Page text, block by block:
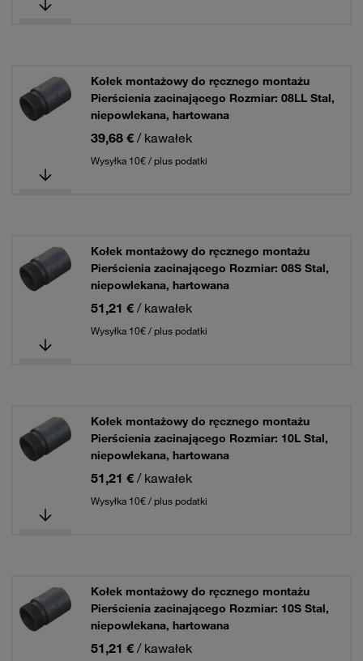
Kołek montażowy do ręcznego montażu
Pierścienia zacinającego Rozmiar: 08LL Stal,
niepowlekana, hartowana
39,68 € / kawałek
Wysyłka 10€ / plus podatki
Kołek montażowy do ręcznego montażu
Pierścienia zacinającego Rozmiar: 08S Stal,
niepowlekana, hartowana
51,21 € / kawałek
Wysyłka 10€ / plus podatki
Kołek montażowy do ręcznego montażu
Pierścienia zacinającego Rozmiar: 10L Stal,
niepowlekana, hartowana
51,21 € / kawałek
Wysyłka 10€ / plus podatki
Kołek montażowy do ręcznego montażu
Pierścienia zacinającego Rozmiar: 10S Stal,
niepowlekana, hartowana
51,21 € / kawałek